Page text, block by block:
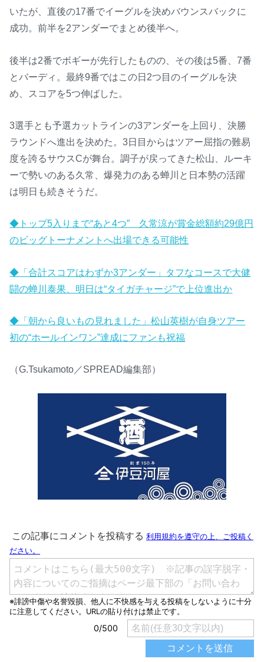
いたが、直後の17番でイーグルを決めバウンスバックに
成功。前半を2アンダーでまとめ後半へ。
後半は2番でボギーが先行したものの、その後は5番、7番
とバーディ。最終9番ではこの日2つ目のイーグルを決
め、スコアを5つ伸ばした。
3選手とも予選カットラインの3アンダーを上回り、決勝
ラウンドへ進出を決めた。3日目からはツアー屈指の難易
度を誇るサウスCが舞台。調子が戻ってきた松山、ルーキ
ーで勢いのある久常、爆発力のある蝉川と日本勢の活躍
は明日も続きそうだ。
◆トップ5入りまで“あと4つ” 久常涼が賞金総額約29億円
のビッグトーナメントへ出場できる可能性
◆「合計スコアはわずか3アンダー」タフなコースで大健
闘の蝉川泰果、明日は“タイガチャージ”で上位進出か
◆「朝から良いもの見れました」松山英樹が自身ツアー
初の“ホールインワン”達成にファンも祝福
（G.Tsukamoto／SPREAD編集部）